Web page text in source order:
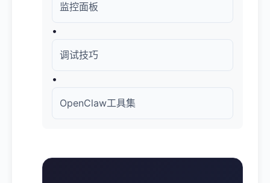
监控面板
•
调试技巧
•
OpenClaw工具集